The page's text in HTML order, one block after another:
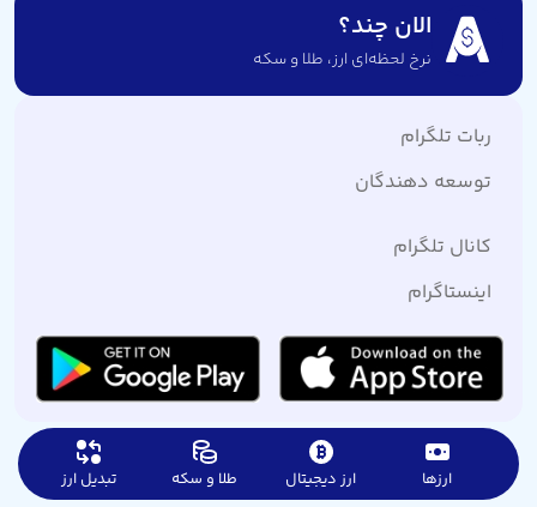
ارزها ارز دیجیتال طلا و سکه تبدیل ارز
الان چند؟
نرخ لحظه‌ای ارز،‌ طلا و سکه
ربات تلگرام
توسعه دهندگان
کانال تلگرام
اینستاگرام